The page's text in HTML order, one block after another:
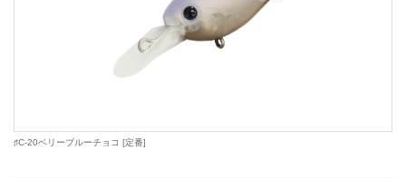
♯C-20ベリーブルーチョコ [定番]